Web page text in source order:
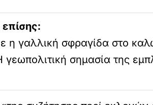
η γαλλική σφραγίδα στο
σημασία της